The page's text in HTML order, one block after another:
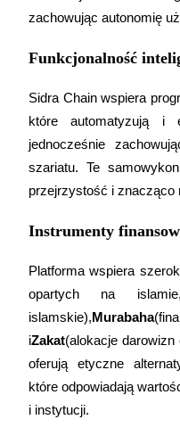
Zostań traderem
Ciesz się podziałem
Informacja
zachowując autonomię
Funkcjonalność
Sidra Chain wspiera
które automatyzują i
jednocześnie
szariatu. Te
przejrzystość i znacząco
Instrumenty
Platforma wspiera
opartych na
islamskie),Murabaha
iZakat(alokacje
oferują etyczne
które odpowiadają
i instytucji.